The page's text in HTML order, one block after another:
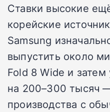
Ставки высокие
корейские
Samsung
выпустить около
Fold 8 Wide и
на 200–300 тысяч
производства с